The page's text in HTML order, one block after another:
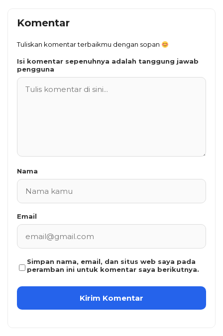
Komentar
Tuliskan komentar terbaikmu dengan sopan
Isi komentar sepenuhnya adalah tanggung jawab
pengguna
Nama
Email
Simpan nama, email, dan situs web saya pada
peramban ini untuk komentar saya berikutnya.